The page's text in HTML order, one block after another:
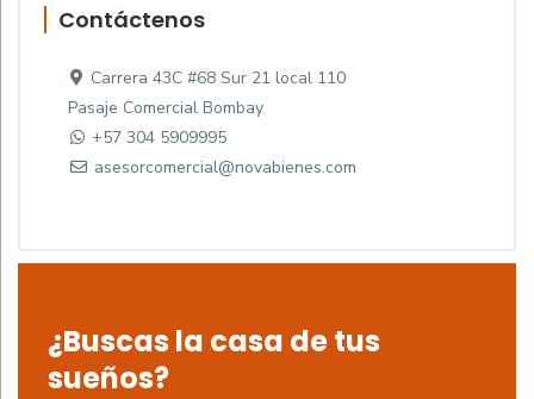
Contáctenos
Carrera 43C #68 Sur 21 local 110
Pasaje Comercial Bombay
+57 304 5909995
asesorcomercial@novabienes.com
¿Buscas la casa de tus
sueños?